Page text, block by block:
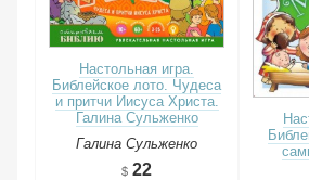
Настольная игра.
Библейское лото. Чудеса
и притчи Иисуса Христа.
Галина Сульженко
Галина Сульженко
22